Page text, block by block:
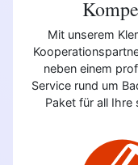
Mit unserem
neben einem
Service rund um
Paket für all Ihre